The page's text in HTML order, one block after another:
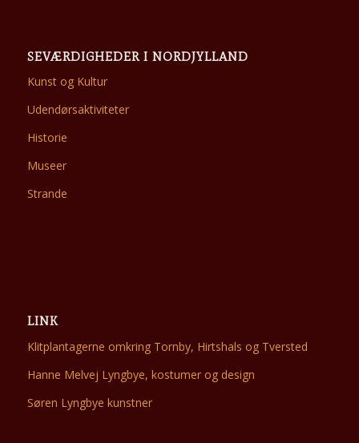
SEVÆRDIGHEDER I NORDJYLLAND
Kunst og Kultur
Udendørsaktiviteter
Historie
Museer
Strande
LINK
Klitplantagerne omkring Tornby, Hirtshals og Tversted
Hanne Melvej Lyngbye, kostumer og design
Søren Lyngbye kunstner